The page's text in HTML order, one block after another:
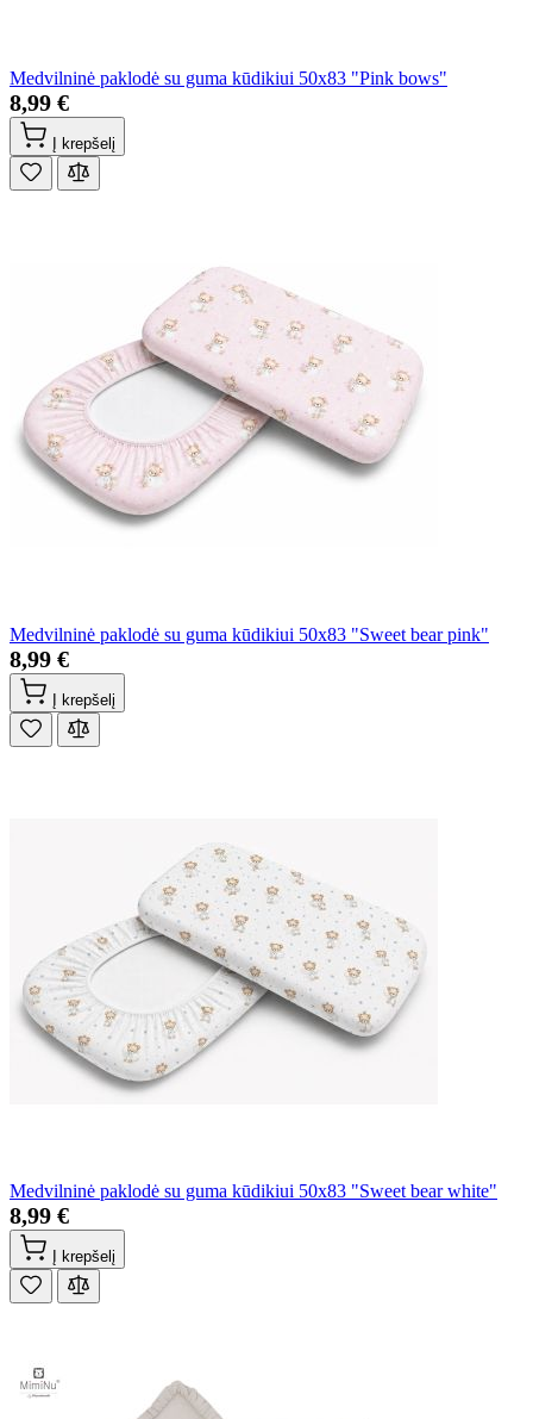
Medvilninė paklodė su guma kūdikiui 50x83 "Pink bows"
8,99 €
Į krepšelį
Medvilninė paklodė su guma kūdikiui 50x83 "Sweet bear pink"
8,99 €
Į krepšelį
Medvilninė paklodė su guma kūdikiui 50x83 "Sweet bear white"
8,99 €
Į krepšelį